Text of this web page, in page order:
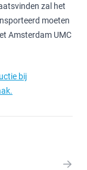
zal het
moeten
Amsterdam UMC
bij